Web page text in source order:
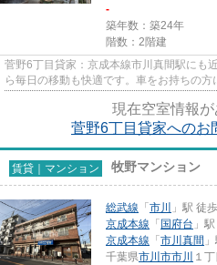
-
築年数：築24年
階数：2階建
菅野6丁目貸家：京成本線市川真間駅にも
ら毎日の移動も快適です。車をお持ちの
現在空室情報が
菅野6丁目貸家へのお
賃貸｜マンション 牧野マンション
総武線 「 市川
」駅 徒
京成本線 「 国府台 」
京成本線 「 市川真間
千葉県市川市市川 １丁